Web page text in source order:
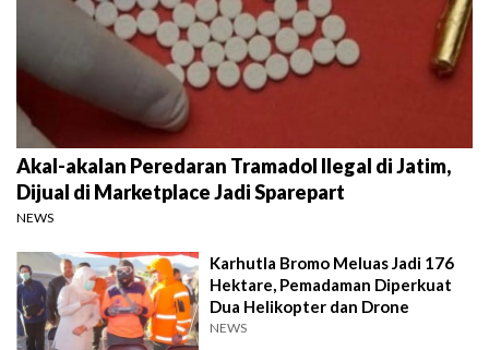
Akal-akalan Peredaran Tramadol Ilegal di Jatim,
Dijual di Marketplace Jadi Sparepart
NEWS
Karhutla Bromo Meluas Jadi 176
Hektare, Pemadaman Diperkuat
Dua Helikopter dan Drone
NEWS